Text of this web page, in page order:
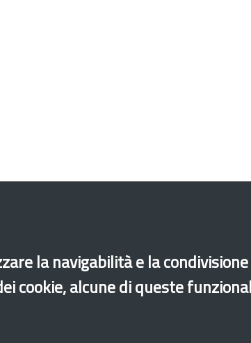
la navigabilità e la
cookie, alcune di queste
accessibilità Site map Legal & Privacy